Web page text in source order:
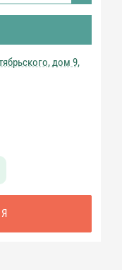
дом 9,